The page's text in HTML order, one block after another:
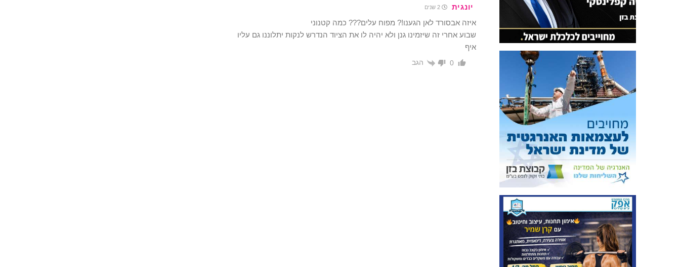
יונגית 2 שנים
איזה אבסורד לאן הגענו!? מפוח עלים??? כמה קטנוני
שבוע אחרי זה שיזמינו גנן ולא יהיה לו את הציוד הנדרש לנקות יתלוננו גם עליו
איף
0 הגב